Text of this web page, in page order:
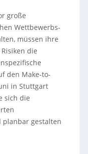
große
Wettbewerbs-
müssen ihre
die
den Make-to-
in Stuttgart
sich die
planbar gestalten